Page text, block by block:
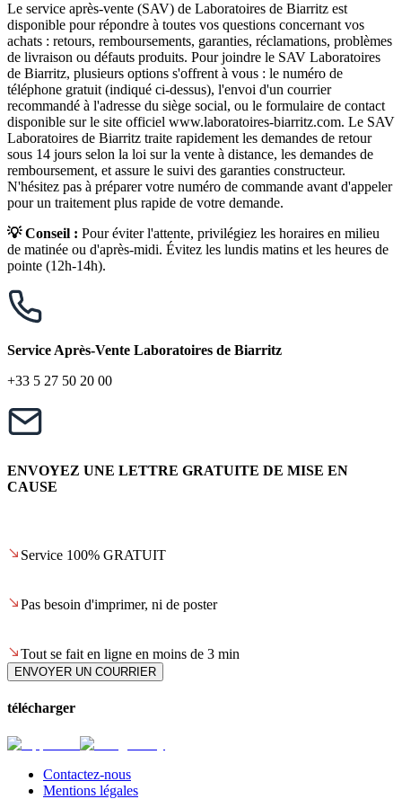
Le service après-vente (SAV) de Laboratoires de Biarritz est
disponible pour répondre à toutes vos questions concernant vos
achats : retours, remboursements, garanties, réclamations, problèmes
de livraison ou défauts produits. Pour joindre le SAV Laboratoires
de Biarritz, plusieurs options s'offrent à vous : le numéro de
téléphone gratuit (indiqué ci-dessus), l'envoi d'un courrier
recommandé à l'adresse du siège social, ou le formulaire de contact
disponible sur le site officiel www.laboratoires-biarritz.com. Le SAV
Laboratoires de Biarritz traite rapidement les demandes de retour
sous 14 jours selon la loi sur la vente à distance, les demandes de
remboursement, et assure le suivi des garanties constructeur.
N'hésitez pas à préparer votre numéro de commande avant d'appeler
pour un traitement plus rapide de votre demande.
💡 Conseil : Pour éviter l'attente, privilégiez les horaires en milieu
de matinée ou d'après-midi. Évitez les lundis matins et les heures de
pointe (12h-14h).
Service Après-Vente Laboratoires de Biarritz
+33 5 27 50 20 00
ENVOYEZ UNE LETTRE GRATUITE DE MISE EN
CAUSE
Service 100% GRATUIT
Pas besoin d'imprimer, ni de poster
Tout se fait en ligne en moins de 3 min
ENVOYER UN COURRIER
télécharger
Contactez-nous
Mentions légales